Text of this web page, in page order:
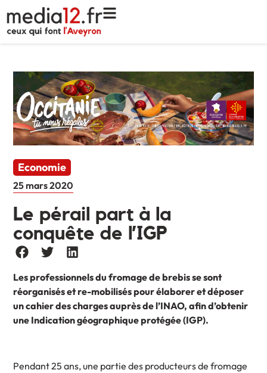
Economie
25 mars 2020
Le pérail part à la
conquête de l’IGP
Les professionnels du fromage de brebis se sont
réorganisés et re-mobilisés pour élaborer et déposer
un cahier des charges auprès de l’INAO, afin d’obtenir
une Indication géographique protégée (IGP).
Pendant 25 ans, une partie des producteurs de fromage